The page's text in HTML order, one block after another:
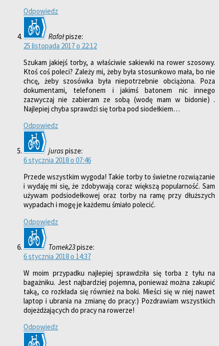
Odpowiedz
Rafałpisze:
25 listopada 2017 o 22:12
Szukam jakiejś torby, a właściwie sakiewki na rower szosowy.
Ktoś coś poleci? Zależy mi, żeby była stosunkowo mała, bo nie
chcę, żeby szosówka była niepotrzebnie obciążona. Poza
dokumentami, telefonem i jakimś batonem nic innego
zazwyczaj nie zabieram ze sobą (wodę mam w bidonie) .
Najlepiej chyba sprawdzi się torba pod siodełkiem…
Odpowiedz
juraspisze:
6 stycznia 2018 o 07:46
Przede wszystkim wygoda! Takie torby to świetne rozwiązanie
i wydaję mi się, że zdobywają coraz większą popularność. Sam
używam podsiodełkowej oraz torby na ramę przy dłuższych
wypadach i mogę je każdemu śmiało polecić.
Odpowiedz
Tomek23pisze:
6 stycznia 2018 o 14:37
W moim przypadku najlepiej sprawdziła się torba z tyłu na
bagażniku. Jest najbardziej pojemna, ponieważ można zakupić
taką, co rozkłada się również na boki. Mieści się w niej nawet
laptop i ubrania na zmianę do pracy:) Pozdrawiam wszystkich
dojeżdżających do pracy na rowerze!
Odpowiedz